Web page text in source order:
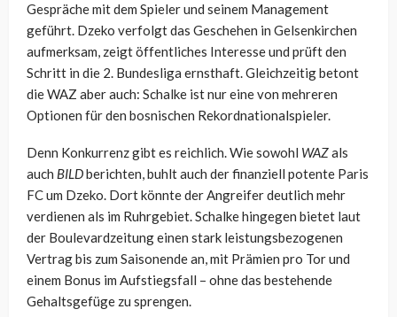
Gespräche mit dem Spieler und seinem Management
geführt. Dzeko verfolgt das Geschehen in Gelsenkirchen
aufmerksam, zeigt öffentliches Interesse und prüft den
Schritt in die 2. Bundesliga ernsthaft. Gleichzeitig betont
die WAZ aber auch: Schalke ist nur eine von mehreren
Optionen für den bosnischen Rekordnationalspieler.
Denn Konkurrenz gibt es reichlich. Wie sowohl WAZals
auch BILDberichten, buhlt auch der finanziell potente Paris
FC um Dzeko. Dort könnte der Angreifer deutlich mehr
verdienen als im Ruhrgebiet. Schalke hingegen bietet laut
der Boulevardzeitung einen stark leistungsbezogenen
Vertrag bis zum Saisonende an, mit Prämien pro Tor und
einem Bonus im Aufstiegsfall – ohne das bestehende
Gehaltsgefüge zu sprengen.